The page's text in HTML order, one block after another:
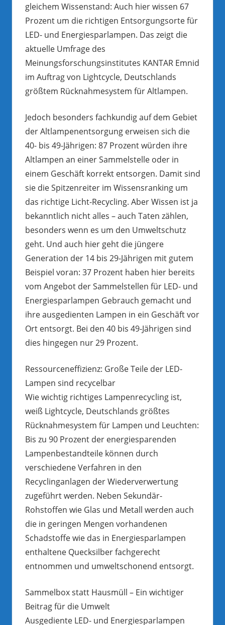
gleichem Wissenstand: Auch hier wissen 67
Prozent um die richtigen Entsorgungsorte für
LED- und Energiesparlampen. Das zeigt die
aktuelle Umfrage des
Meinungsforschungsinstitutes KANTAR Emnid
im Auftrag von Lightcycle, Deutschlands
größtem Rücknahmesystem für Altlampen.
Jedoch besonders fachkundig auf dem Gebiet
der Altlampenentsorgung erweisen sich die
40- bis 49-Jährigen: 87 Prozent würden ihre
Altlampen an einer Sammelstelle oder in
einem Geschäft korrekt entsorgen. Damit sind
sie die Spitzenreiter im Wissensranking um
das richtige Licht-Recycling. Aber Wissen ist ja
bekanntlich nicht alles – auch Taten zählen,
besonders wenn es um den Umweltschutz
geht. Und auch hier geht die jüngere
Generation der 14 bis 29-Jährigen mit gutem
Beispiel voran: 37 Prozent haben hier bereits
vom Angebot der Sammelstellen für LED- und
Energiesparlampen Gebrauch gemacht und
ihre ausgedienten Lampen in ein Geschäft vor
Ort entsorgt. Bei den 40 bis 49-Jährigen sind
dies hingegen nur 29 Prozent.
Ressourceneffizienz: Große Teile der LED-
Lampen sind recycelbar
Wie wichtig richtiges Lampenrecycling ist,
weiß Lightcycle, Deutschlands größtes
Rücknahmesystem für Lampen und Leuchten:
Bis zu 90 Prozent der energiesparenden
Lampenbestandteile können durch
verschiedene Verfahren in den
Recyclinganlagen der Wiederverwertung
zugeführt werden. Neben Sekundär-
Rohstoffen wie Glas und Metall werden auch
die in geringen Mengen vorhandenen
Schadstoffe wie das in Energiesparlampen
enthaltene Quecksilber fachgerecht
entnommen und umweltschonend entsorgt.
Sammelbox statt Hausmüll – Ein wichtiger
Beitrag für die Umwelt
Ausgediente LED- und Energiesparlampen